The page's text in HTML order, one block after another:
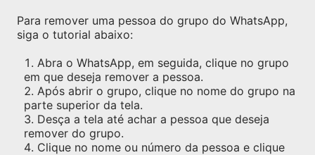
Para remover uma pessoa do grupo do WhatsApp,
siga o tutorial abaixo:
Abra o WhatsApp, em seguida, clique no grupo
em que deseja remover a pessoa.
Após abrir o grupo, clique no nome do grupo na
parte superior da tela.
Desça a tela até achar a pessoa que deseja
remover do grupo.
Clique no nome ou número da pessoa e clique